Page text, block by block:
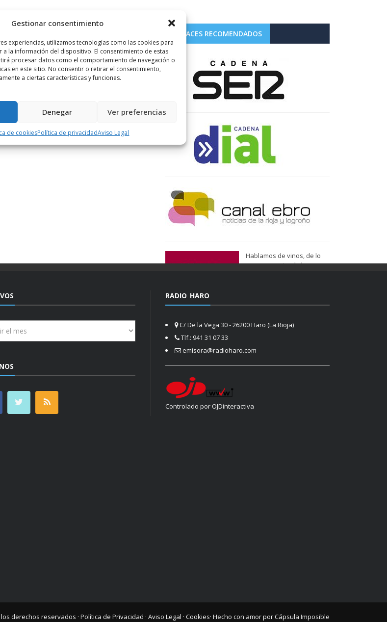
Gestionar consentimiento
experiencias, utilizamos tecnologías como las cookies para
a la información del dispositivo. El consentimiento de estas
procesar datos como el comportamiento de navegación o
en este sitio. No consentir o retirar el consentimiento,
a ciertas características y funciones.
Denegar Ver preferencias
de cookiesPolítica de privacidadAviso Legal
ENLACES RECOMENDADOS
Hablamos de vinos, de lo
que nos gusta, de lo que
RADIO HARO
C/ De la Vega 30 - 26200 Haro (La Rioja)
Tlf.: 941 31 07 33
emisora@radioharo.com
Controlado por OJDinteractiva
derechos reservados · Política de Privacidad · Aviso Legal · Cookies· Hecho con amor porCápsula Imposible